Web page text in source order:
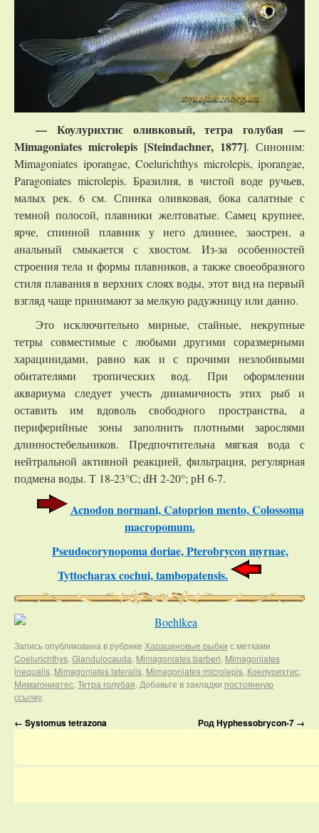
— Коулурихтис оливковый, тетра голубая —
Mimagoniates microlepis [Steindachner, 1877]. Синоним:
Mimagoniates iporangae, Coelurichthys microlepis, iporangae,
Paragoniates microlepis. Бразилия, в чистой воде ручьев,
малых рек. 6 см. Спинка оливковая, бока салатные с
темной полосой, плавники желтоватые. Самец крупнее,
ярче, спинной плавник у него длиннее, заострен, а
анальный смыкается с хвостом. Из-за особенностей
строения тела и формы плавников, а также своеобразного
стиля плавания в верхних слоях воды, этот вид на первый
взгляд чаще принимают за мелкую радужницу или данио.
Это исключительно мирные, стайные, некрупные
тетры совместимые с любыми другими соразмерными
харацинидами, равно как и с прочими незлобивыми
обитателями тропических вод. При оформлении
аквариума следует учесть динамичность этих рыб и
оставить им вдоволь свободного пространства, а
периферийные зоны заполнить плотными зарослями
длинностебельников. Предпочтительна мягкая вода с
нейтральной активной реакцией, фильтрация, регулярная
подмена воды. Т 18-23°С; dH 2-20°; рН 6-7.
Acnodon normani, Catoprion mento, Colossoma
macropomum.
Pseudocorynopoma doriae, Pterobrycon myrnae,
Tyttocharax cochui, tambopatensis.
Запись опубликована в рубрике Харациновые рыбки с метками
Coelurichthys,Glandulocauda, Mimagoniates barberi, Mimagoniates
inequalis, Mimagoniates lateralis, Mimagoniates microlepis, Коелурихтис,
Мимагониатес,Тетра голубая. Добавьте в закладки постоянную
ссылку.
← Systomus tetrazona Род Hyphessobrycon-7 →